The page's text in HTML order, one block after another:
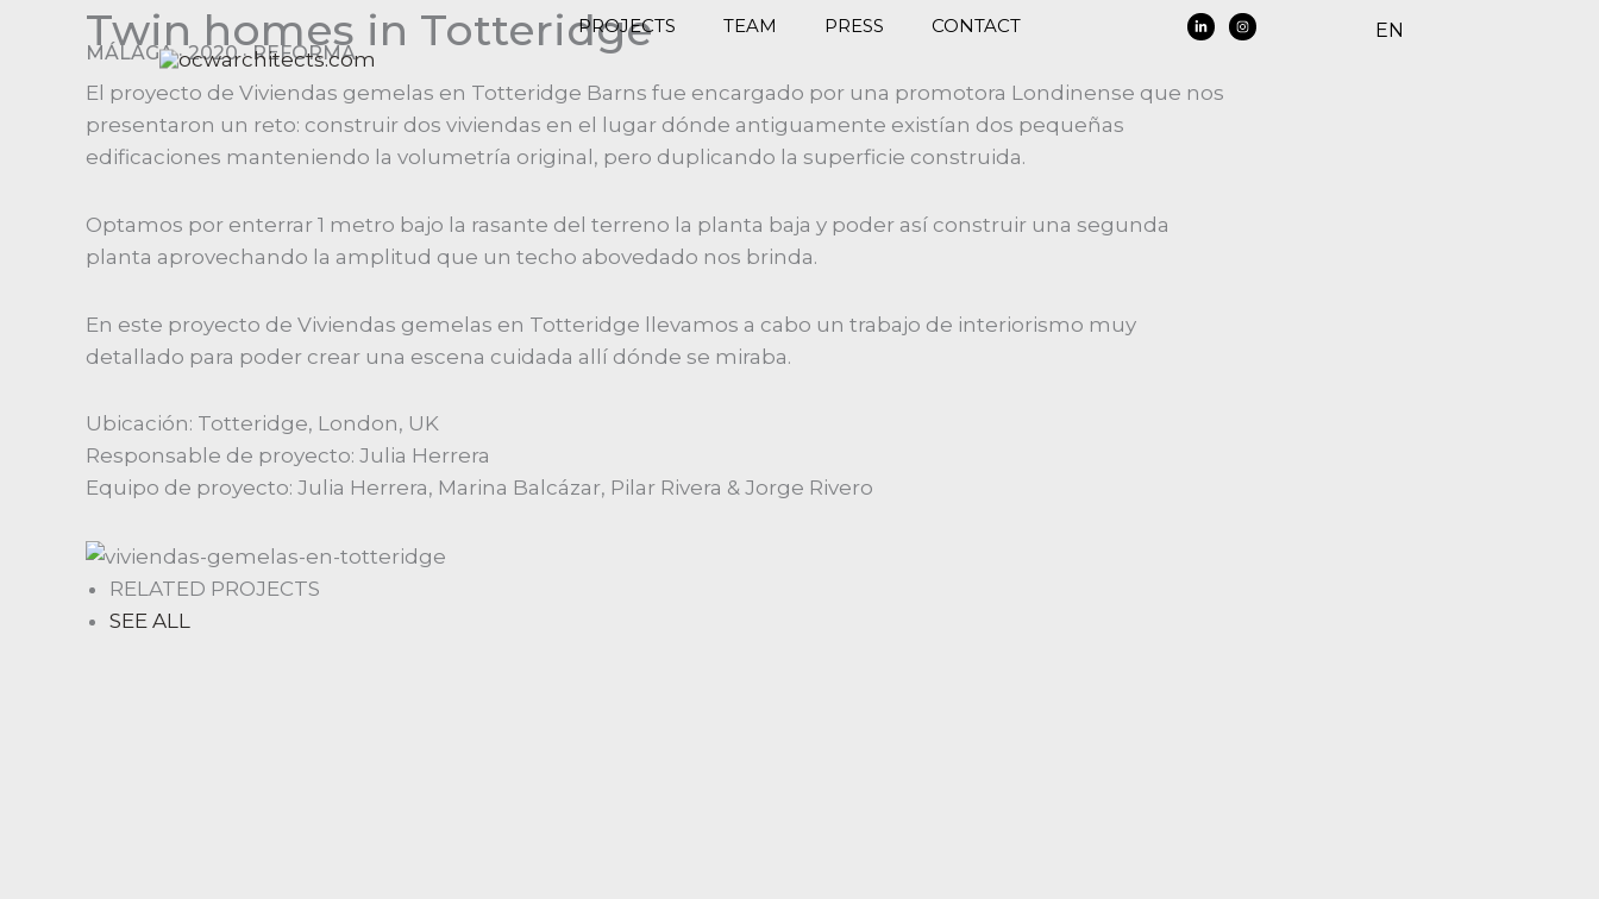
contenido
PROJECTS TEAM PRESS CONTACT EN
Twin homes in Totteridge
MÁLAGA · 2020 · REFORMA
El proyecto de Viviendas gemelas en Totteridge Barns fue encargado por una promotora Londinense que nos
presentaron un reto: construir dos viviendas en el lugar dónde antiguamente existían dos pequeñas
edificaciones manteniendo la volumetría original, pero duplicando la superficie construida.
Optamos por enterrar 1 metro bajo la rasante del terreno la planta baja y poder así construir una segunda
planta aprovechando la amplitud que un techo abovedado nos brinda.
En este proyecto de Viviendas gemelas en Totteridge llevamos a cabo un trabajo de interiorismo muy
detallado para poder crear una escena cuidada allí dónde se miraba.
Ubicación: Totteridge, London, UK
Responsable de proyecto: Julia Herrera
Equipo de proyecto: Julia Herrera, Marina Balcázar, Pilar Rivera & Jorge Rivero
RELATED PROJECTS
SEE ALL